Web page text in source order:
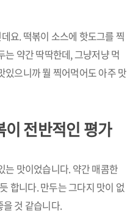
요. 떡볶이 소스에 핫도그를 찍
는 약간 딱딱한데, 그냥저냥 먹
있으니까 뭘 찍어먹어도 아주 맛
전반적인 평가
는 맛이었습니다. 약간 매콤한
합니다. 만두는 그다지 맛이 없
것 같습니다.